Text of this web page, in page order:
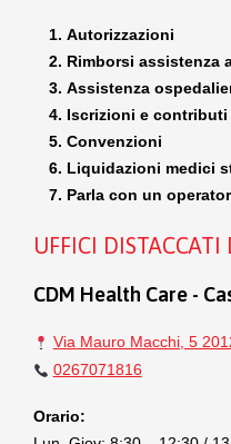
Autorizzazioni
Rimborsi assistenza
Assistenza
Iscrizioni e contributi
Convenzioni
Liquidazioni medici
Parla con un
UFFICI
CDM Health Care -
Via Mauro Macchi, 5
0267071816
Orario: